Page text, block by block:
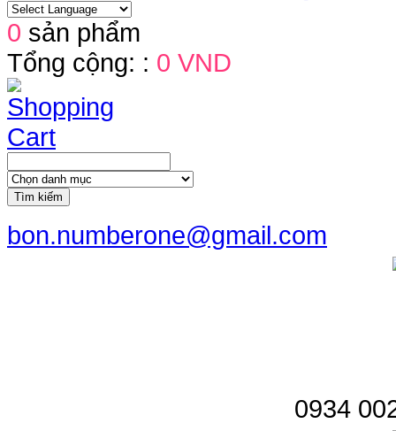
0 sản phẩm
Tổng cộng: : 0 VND
Tìm kiếm
bon.numberone@gmail.com
0934